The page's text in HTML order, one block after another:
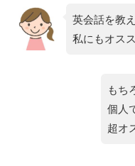
英会話を教
私にもオス
もち
個人
超オ